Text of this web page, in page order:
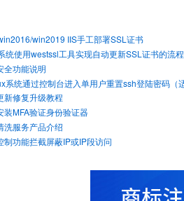
win2019 IIS手工部署SSL证书
统使用westssl工具实现自动更新SSL证书的流程
全功能说明
系统通过控制台进入单用户重置ssh登陆密码（
新修复升级教程
装MFA验证身份验证器
洗服务产品介绍
制功能拦截屏蔽IP或IP段访问